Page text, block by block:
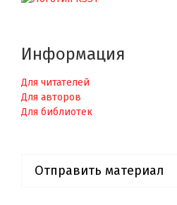
Информация
Для читателей
Для авторов
Для библиотек
Отправить материал